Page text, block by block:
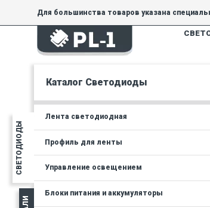
Для большинства товаров указана
товара.
На товары, купленные по специальной
СВЕТОДИОДЫ
Каталог Светодиоды
Лента светодиодная
Профиль для ленты
Управление освещением
Блоки питания и аккумуляторы